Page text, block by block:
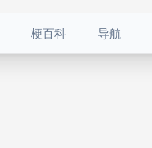
梗百科 导航